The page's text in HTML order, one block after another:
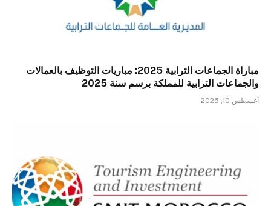
مباراة الجماعات الترابية 2025: مباريات التوظيف بالعمالات
والجماعات الترابية للمملكة برسم سنة 2025
أغسطس 10, 2025